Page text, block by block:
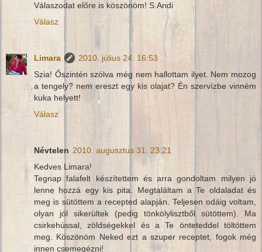
Válaszodat előre is köszönöm! S.Andi
Válasz
Limara
2010. július 24. 16:53
Szia! Őszintén szólva még nem hallottam ilyet. Nem mozog
a tengely? nem ereszt egy kis olajat? Én szervízbe vinném
kuka helyett!
Válasz
Névtelen 2010. augusztus 31. 23:21
Kedves Limara!
Tegnap falafelt készítettem és arra gondoltam milyen jó
lenne hozzá egy kis pita. Megtaláltam a Te oldaladat és
meg is sütöttem a recepted alapján. Teljesen odáig voltam,
olyan jól sikerültek (pedig tönkölylisztből sütöttem). Ma
csirkehússal, zöldségekkel és a Te önteteddel töltöttem
meg. Köszönöm Neked ezt a szuper receptet, fogok még
innen csemegézni!